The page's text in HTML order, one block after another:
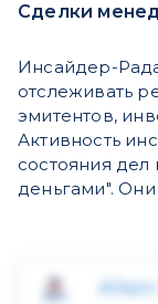
Сделки
Инсайдер-
отслеживать
эмитентов,
Активность
состояния
деньгами". Они